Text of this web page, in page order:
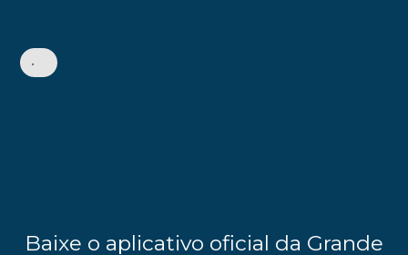
•
Baixe o aplicativo oficial da Grande